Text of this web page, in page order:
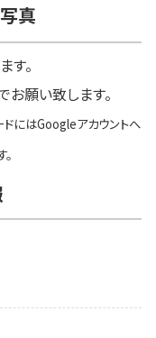
真
す。
お願い致します。
ドにはGoogleアカウントへ